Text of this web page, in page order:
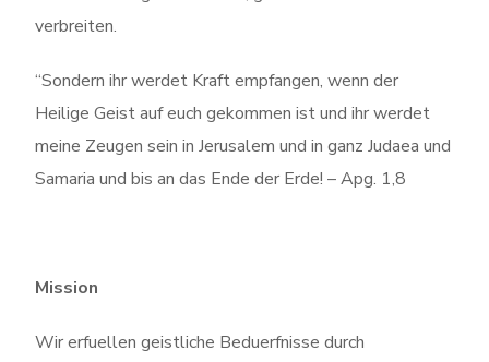
verbreiten.
“Sondern ihr werdet Kraft empfangen, wenn der
Heilige Geist auf euch gekommen ist und ihr werdet
meine Zeugen sein in Jerusalem und in ganz Judaea und
Samaria und bis an das Ende der Erde! – Apg. 1,8
Mission
Wir erfuellen geistliche Beduerfnisse durch